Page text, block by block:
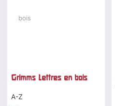
Grimms Lettres en bois
A-Z